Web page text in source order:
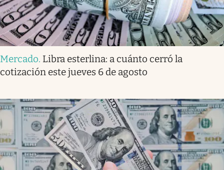
Mercado. Libra esterlina: a cuánto cerró la
cotización este jueves 6 de agosto